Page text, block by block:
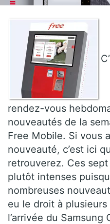
rendez-vous
nouveautés de la
Free Mobile. Si vous
nouveauté, c’est ici
retrouverez. Ces
plutôt intenses
nombreuses
eu le droit à
l’arrivée du Samsung